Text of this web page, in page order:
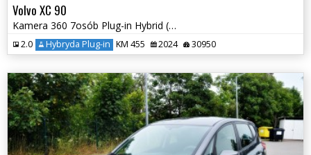
Volvo XC 90
Kamera 360 7osób Plug-in Hybrid (Recharge) Elektryczna Klapa
2.0 Hybryda Plug-in KM 455 2024 30950